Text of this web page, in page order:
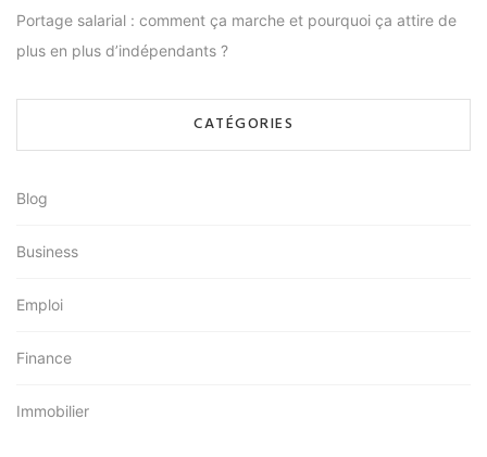
Portage salarial : comment ça marche et pourquoi ça attire de
plus en plus d’indépendants ?
CATÉGORIES
Blog
Business
Emploi
Finance
Immobilier